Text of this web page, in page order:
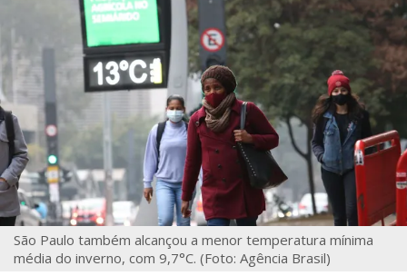
São Paulo também alcançou a menor temperatura mínima
média do inverno, com 9,7°C. (Foto: Agência Brasil)